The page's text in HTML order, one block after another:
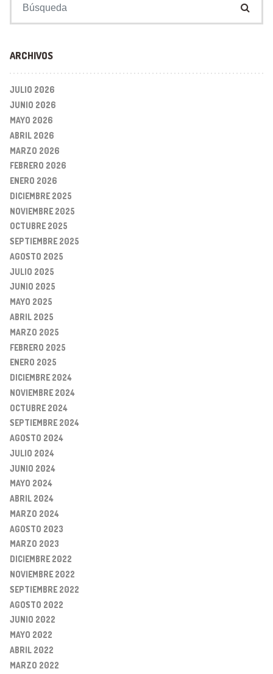
ARCHIVOS
JULIO 2026
JUNIO 2026
MAYO 2026
ABRIL 2026
MARZO 2026
FEBRERO 2026
ENERO 2026
DICIEMBRE 2025
NOVIEMBRE 2025
OCTUBRE 2025
SEPTIEMBRE 2025
AGOSTO 2025
JULIO 2025
JUNIO 2025
MAYO 2025
ABRIL 2025
MARZO 2025
FEBRERO 2025
ENERO 2025
DICIEMBRE 2024
NOVIEMBRE 2024
OCTUBRE 2024
SEPTIEMBRE 2024
AGOSTO 2024
JULIO 2024
JUNIO 2024
MAYO 2024
ABRIL 2024
MARZO 2024
AGOSTO 2023
MARZO 2023
DICIEMBRE 2022
NOVIEMBRE 2022
SEPTIEMBRE 2022
AGOSTO 2022
JUNIO 2022
MAYO 2022
ABRIL 2022
MARZO 2022